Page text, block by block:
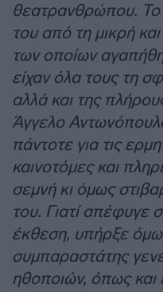
θεατρανθρώπου. Το
του από τη μικρή
των οποίων
είχαν όλα τους τη
αλλά και της
Άγγελο
πάντοτε για τις
καινοτόμες και
σεμνή κι όμως
του. Γιατί απέφυγε
έκθεση, υπήρξε
συμπαραστάτης
ηθοποιών, όπως και